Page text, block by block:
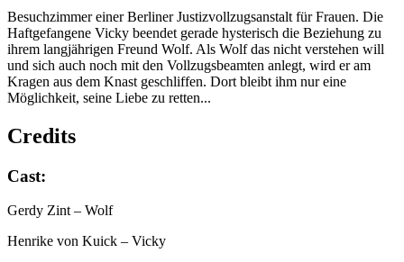
Besuchzimmer einer Berliner Justizvollzugsanstalt für Frauen. Die
Haftgefangene Vicky beendet gerade hysterisch die Beziehung zu
ihrem langjährigen Freund Wolf. Als Wolf das nicht verstehen will
und sich auch noch mit den Vollzugsbeamten anlegt, wird er am
Kragen aus dem Knast geschliffen. Dort bleibt ihm nur eine
Möglichkeit, seine Liebe zu retten...
Credits
Cast:
Gerdy Zint – Wolf
Henrike von Kuick – Vicky